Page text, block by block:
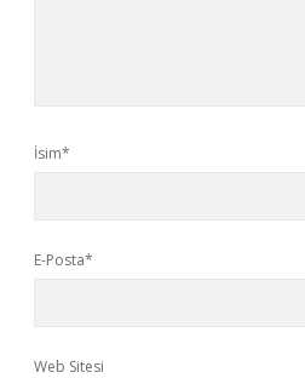
İsim*
E-Posta*
Web Sitesi